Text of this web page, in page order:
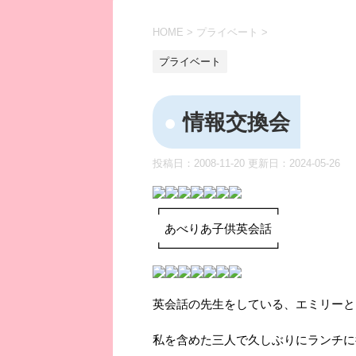
HOME > プライベート >
プライベート
情報交換会
投稿日：2008-11-20 更新日： 2024-05-26
┏━━━━━━━━━┓
あべりあ子供英会話
┗━━━━━━━━━┛
英会話の先生をしている、エミリー
私を含めた三人で久しぶりにランチに